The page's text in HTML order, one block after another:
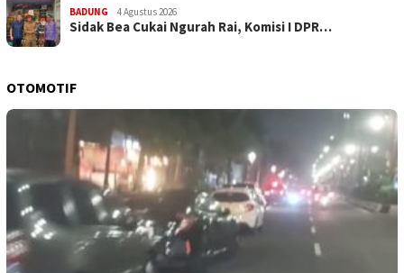
BADUNG 4 Agustus 2026
Sidak Bea Cukai Ngurah Rai, Komisi I DPR…
OTOMOTIF